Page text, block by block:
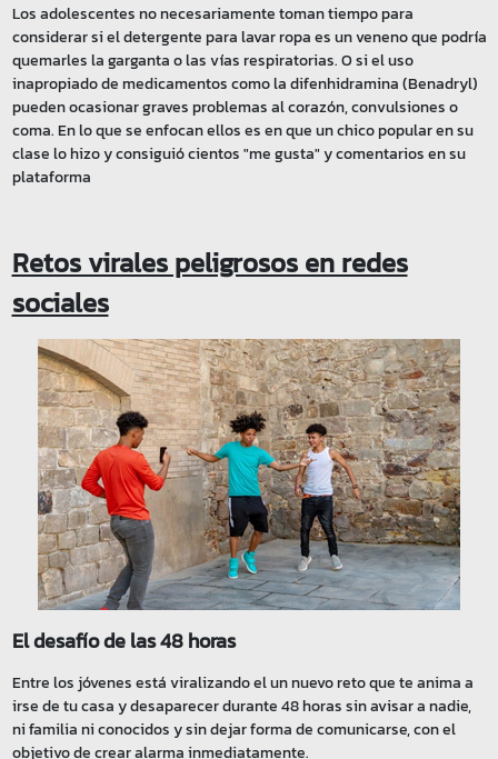
Los adolescentes no necesariamente toman tiempo para
considerar si el detergente para lavar ropa es un veneno que podría
quemarles la garganta o las vías respiratorias. O si el uso
inapropiado de medicamentos como la difenhidramina (Benadryl)
pueden ocasionar graves problemas al corazón, convulsiones o
coma. En lo que se enfocan ellos es en que un chico popular en su
clase lo hizo y consiguió cientos "me gusta" y comentarios en su
plataforma
Retos virales peligrosos en redes
sociales
El desafío de las 48 horas
Entre los jóvenes está viralizando el un nuevo reto que te anima a
irse de tu casa y desaparecer durante 48 horas sin avisar a nadie,
ni familia ni conocidos y sin dejar forma de comunicarse, con el
objetivo de crear alarma inmediatamente.